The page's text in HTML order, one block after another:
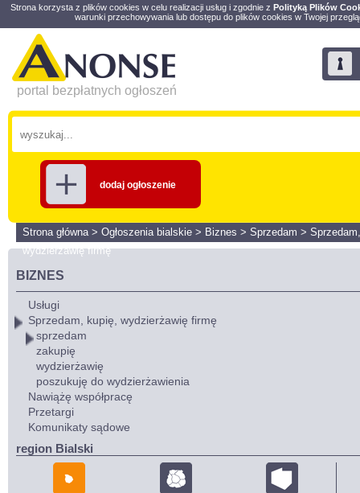
Strona korzysta z plików cookies w celu realizacji usług i zgodnie z Polityką Plików
warunki przechowywania lub dostępu do plików cookies w Twojej
portal bezpłatnych ogłoszeń
dodaj ogłoszenie
Strona główna> Ogłoszenia bialskie > Biznes > Sprzedam >
wydzierżawię firmę
BIZNES
Usługi
Sprzedam, kupię, wydzierżawię firmę
sprzedam
zakupię
wydzierżawię
poszukuję do wydzierżawienia
Nawiążę współpracę
Przetargi
Komunikaty sądowe
region Bialski